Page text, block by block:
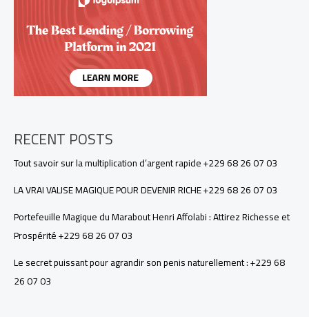
RECENT POSTS
Tout savoir sur la multiplication d’argent rapide +229 68 26 07 03
LA VRAI VALISE MAGIQUE POUR DEVENIR RICHE +229 68 26 07 03
Portefeuille Magique du Marabout Henri Affolabi : Attirez Richesse et
Prospérité +229 68 26 07 03
Le secret puissant pour agrandir son penis naturellement : +229 68
26 07 03